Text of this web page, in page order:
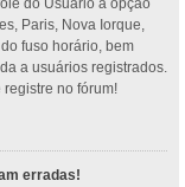
do Usuário a opção
Paris, Nova Iorque,
fuso horário, bem
a usuários registrados.
no fórum!
erradas!